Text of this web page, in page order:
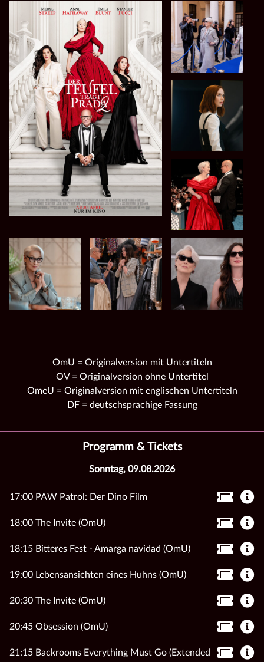
OmU = Originalversion mit Untertiteln
OV = Originalversion ohne Untertitel
OmeU = Originalversion mit englischen Untertiteln
DF = deutschsprachige Fassung
Programm & Tickets
Sonntag, 09.08.2026
17:00 PAW Patrol: Der Dino Film
18:00 The Invite (OmU)
18:15 Bitteres Fest - Amarga navidad (OmU)
19:00 Lebensansichten eines Huhns (OmU)
20:30 The Invite (OmU)
20:45 Obsession (OmU)
21:15 Backrooms Everything Must Go (Extended